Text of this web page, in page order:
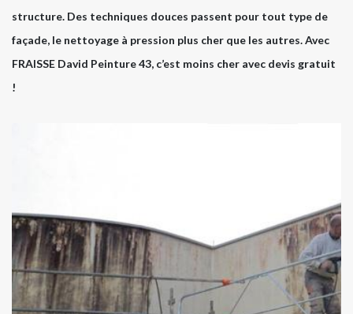
structure. Des techniques douces passent pour tout type de
façade, le nettoyage à pression plus cher que les autres. Avec
FRAISSE David Peinture 43, c’est moins cher avec devis gratuit
!